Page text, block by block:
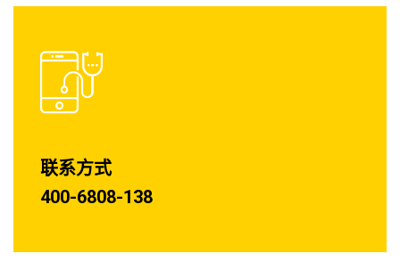
联系方式
400-6808-138